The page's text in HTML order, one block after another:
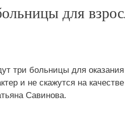
для
три больницы для
и не скажутся на
Савинова.